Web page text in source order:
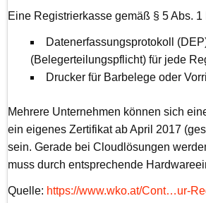
Eine Registrierkasse gemäß § 5 Abs.
Datenerfassungsprotokoll
(Belegerteilungspflicht) für jede
Drucker für Barbelege oder
Mehrere Unternehmen können sich
ein eigenes Zertifikat ab April 2017
sein. Gerade bei Cloudlösungen
muss durch entsprechende
Quelle: https://www.wko.at/Cont…ur-